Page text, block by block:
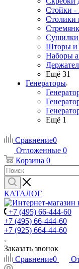
Стойки -
Столики
Сушилки
Шторы и
Наборы
Ещё 31
Генераторы
Ещё 1
Сравнение0
Отложенные 0
Корзина 0
КАТАЛОГ
+7 (495) 66-444-60
+7 (495) 66-444-60
+7 (925) 664-44-60
Заказать звонок
Сравнение0